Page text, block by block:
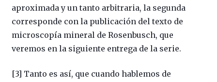
aproximada y un tanto arbitraria, la segunda
corresponde con la publicación del texto de
microscopía mineral de Rosenbusch, que
veremos en la siguiente entrega de la serie.
[3] Tanto es así, que cuando hablemos de